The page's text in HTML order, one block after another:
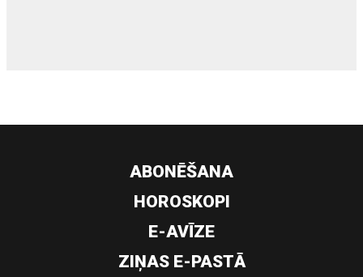
ABONĒŠANA
HOROSKOPI
E-AVĪZE
ZIŅAS E-PASTĀ